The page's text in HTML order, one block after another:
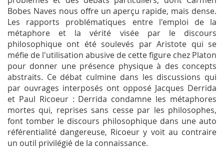
Bobes Naves nous offre un aperçu rapide, mais dense.
Les rapports problématiques entre l'emploi de la
métaphore et la vérité visée par le discours
philosophique ont été soulevés par Aristote qui se
méfie de l'utilisation abusive de cette figure chez Platon
pour donner une présence physique à des concepts
abstraits. Ce débat culmine dans les discussions qui
par ouvrages interposés ont opposé Jacques Derrida
et Paul Ricoeur : Derrida condamne les métaphores
mortes qui, reprises sans cesse par les philosophes,
font tomber le discours philosophique dans une auto
référentialité dangereuse, Ricoeur y voit au contraire
un outil privilégié de la connaissance.